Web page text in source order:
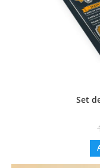
Set